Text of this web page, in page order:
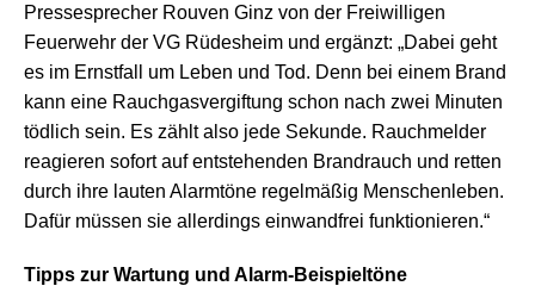
Pressesprecher Rouven Ginz von der Freiwilligen
Feuerwehr der VG Rüdesheim und ergänzt: „Dabei geht
es im Ernstfall um Leben und Tod. Denn bei einem Brand
kann eine Rauchgasvergiftung schon nach zwei Minuten
tödlich sein. Es zählt also jede Sekunde. Rauchmelder
reagieren sofort auf entstehenden Brandrauch und retten
durch ihre lauten Alarmtöne regelmäßig Menschenleben.
Dafür müssen sie allerdings einwandfrei funktionieren.“
Tipps zur Wartung und Alarm-Beispieltöne